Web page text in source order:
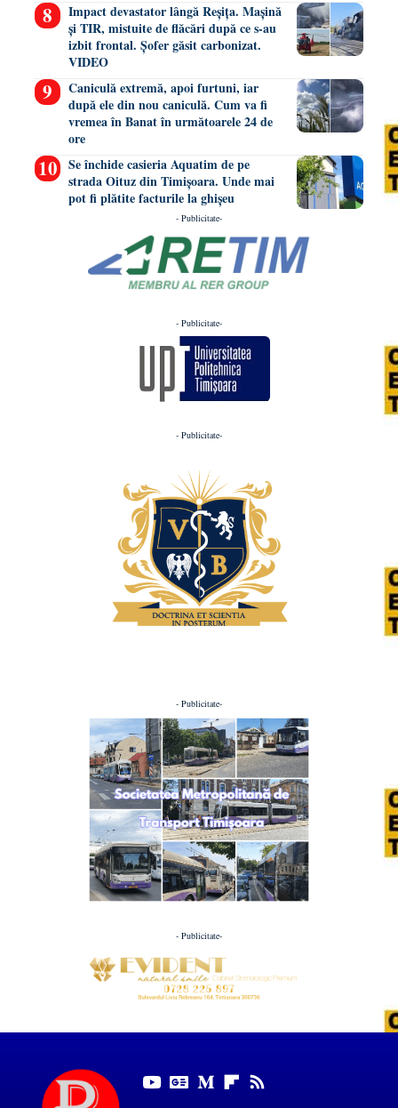
Impact devastator lângă Reșița. Mașină
și TIR, mistuite de flăcări după ce s-au
izbit frontal. Șofer găsit carbonizat.
VIDEO
Caniculă extremă, apoi furtuni, iar
după ele din nou caniculă. Cum va fi
vremea în Banat în următoarele 24 de
ore
Se închide casieria Aquatim de pe
strada Oituz din Timișoara. Unde mai
pot fi plătite facturile la ghișeu
- Publicitate-
- Publicitate-
- Publicitate-
- Publicitate-
- Publicitate-